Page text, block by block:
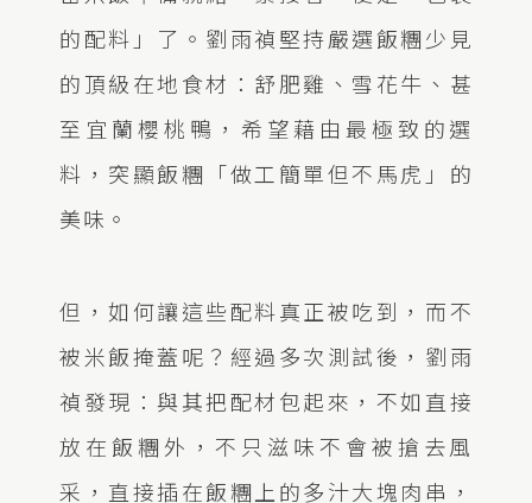
的配料」了。劉雨禎堅持嚴選飯糰少見
的頂級在地食材：舒肥雞、雪花牛、甚
至宜蘭櫻桃鴨，希望藉由最極致的選
料，突顯飯糰「做工簡單但不馬虎」的
美味。
但，如何讓這些配料真正被吃到，而不
被米飯掩蓋呢？經過多次測試後，劉雨
禎發現：與其把配材包起來，不如直接
放在飯糰外，不只滋味不會被搶去風
采，直接插在飯糰上的多汁大塊肉串，